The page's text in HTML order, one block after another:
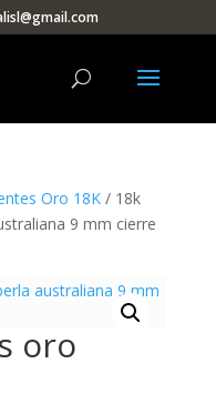
Oro 18K/ 18k
9 mm cierre
oro